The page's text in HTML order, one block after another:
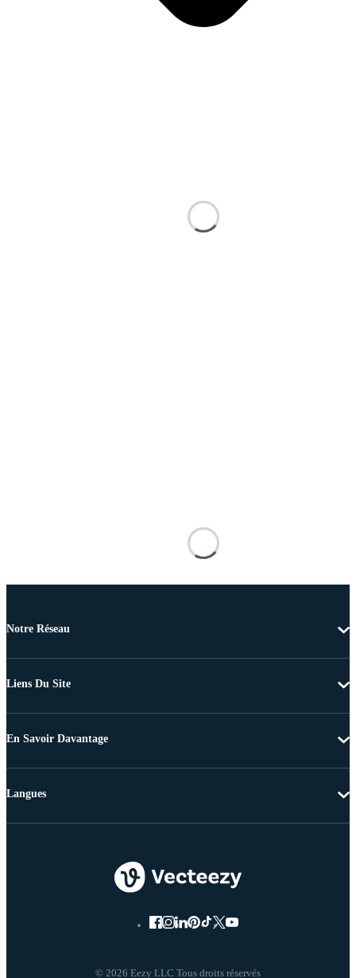
Notre Réseau
Liens Du Site
En Savoir Davantage
© 2026 Eezy LLC Tous droits réservés
Langues